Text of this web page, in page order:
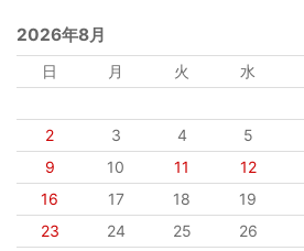
2026年8月
日 月 火 水
2
3 4 5
9
10 11 12
16
17 18 19
23
24 25 26